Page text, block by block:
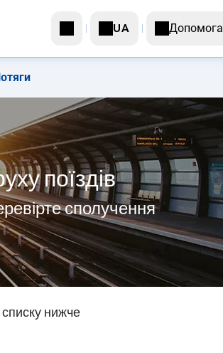
UA Допомога
поїздів
сполучення
списку нижче